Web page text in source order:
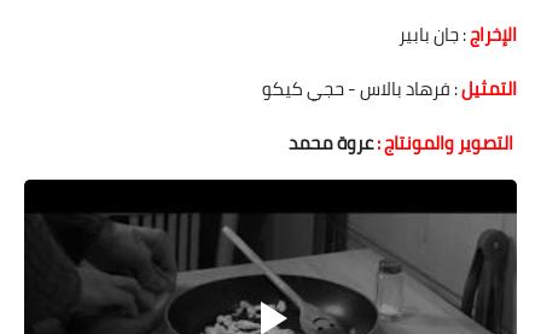
الإخراج: جان بابير
التمثيل: فرهاد بالاس - حجي كيكو
التصوير والمونتاج :عروة محمد